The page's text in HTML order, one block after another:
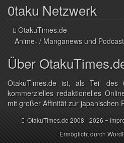
0taku Netzwerk
OtakuTimes.de
Anime- / Manganews und Podcast
Über
OtakuTimes.de ist, als Teil des
kommerzielles redaktionelles
mit großer Affinität zur japanischen
OtakuTimes.de2008 - 2026 ~
Ermöglicht durch